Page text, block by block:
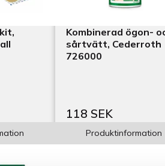
Kombinerad ögon-
sårtvätt, Cederroth
726000
118 SEK
Produktinformation